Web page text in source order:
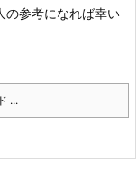
の参考になれば幸い
...